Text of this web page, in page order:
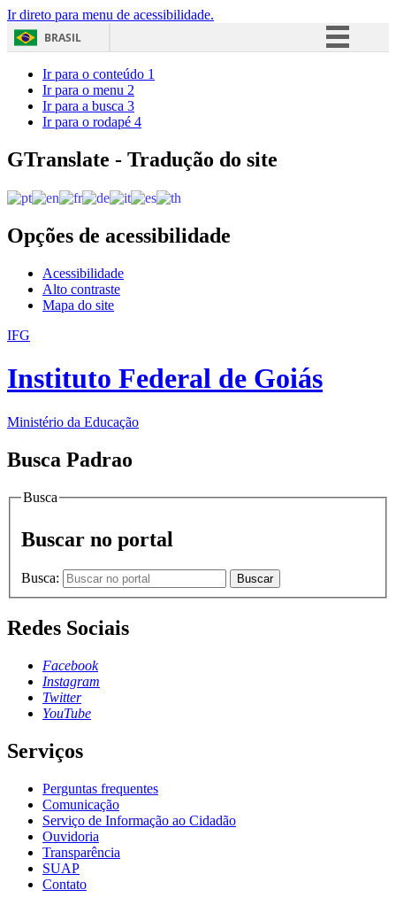
Ir direto para menu de acessibilidade.
BRASIL
Acesso à informação
Ir para o conteúdo 1
Ir para o menu 2
Ir para a busca 3
Ir para o rodapé 4
GTranslate - Tradução do site
Opções de acessibilidade
Acessibilidade
Alto contraste
Mapa do site
IFG
Instituto Federal de Goiás
Ministério da Educação
Busca Padrao
Busca
Buscar no portal
Busca: Buscar
Redes Sociais
Facebook
Instagram
Twitter
YouTube
Serviços
Perguntas frequentes
Comunicação
Serviço de Informação ao Cidadão
Ouvidoria
Transparência
SUAP
Contato